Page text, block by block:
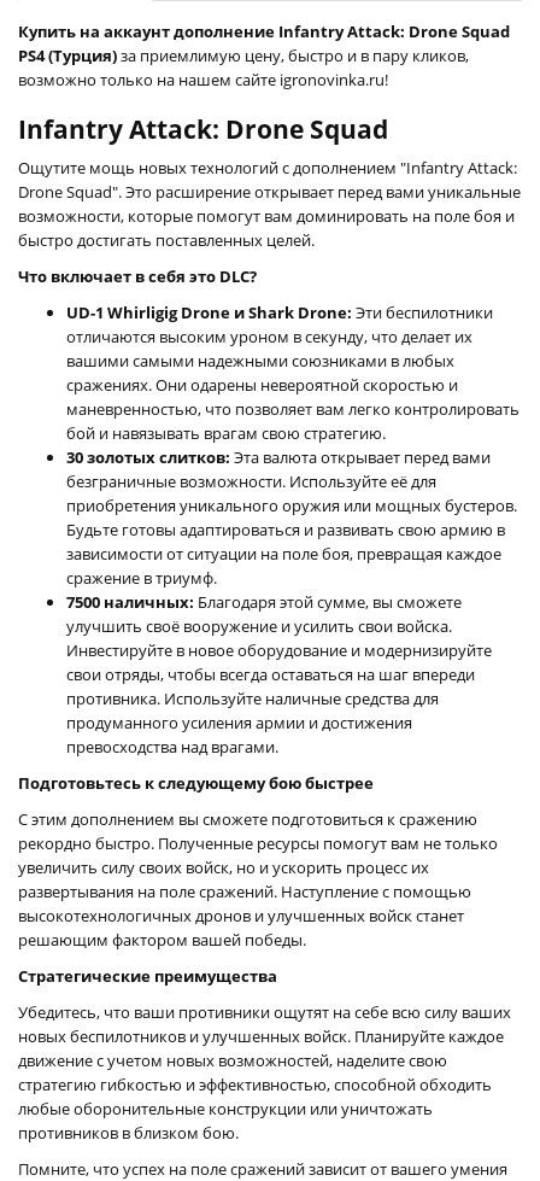
Купить на аккаунт дополнение Infantry Attack: Drone Squad
PS4 (Турция)за приемлимую цену, быстро и в пару кликов,
возможно только на нашем сайте igronovinka.ru!
Infantry Attack: Drone Squad
Ощутите мощь новых технологий с дополнением "Infantry Attack:
Drone Squad". Это расширение открывает перед вами уникальные
возможности, которые помогут вам доминировать на поле боя и
быстро достигать поставленных целей.
Что включает в себя это DLC?
UD-1 Whirligig Drone и Shark Drone: Эти беспилотники
отличаются высоким уроном в секунду, что делает их
вашими самыми надежными союзниками в любых
сражениях. Они одарены невероятной скоростью и
маневренностью, что позволяет вам легко контролировать
бой и навязывать врагам свою стратегию.
30 золотых слитков: Эта валюта открывает перед вами
безграничные возможности. Используйте её для
приобретения уникального оружия или мощных бустеров.
Будьте готовы адаптироваться и развивать свою армию в
зависимости от ситуации на поле боя, превращая каждое
сражение в триумф.
7500 наличных: Благодаря этой сумме, вы сможете
улучшить своё вооружение и усилить свои войска.
Инвестируйте в новое оборудование и модернизируйте
свои отряды, чтобы всегда оставаться на шаг впереди
противника. Используйте наличные средства для
продуманного усиления армии и достижения
превосходства над врагами.
Подготовьтесь к следующему бою быстрее
С этим дополнением вы сможете подготовиться к сражению
рекордно быстро. Полученные ресурсы помогут вам не только
увеличить силу своих войск, но и ускорить процесс их
развертывания на поле сражений. Наступление с помощью
высокотехнологичных дронов и улучшенных войск станет
решающим фактором вашей победы.
Стратегические преимущества
Убедитесь, что ваши противники ощутят на себе всю силу ваших
новых беспилотников и улучшенных войск. Планируйте каждое
движение с учетом новых возможностей, наделите свою
стратегию гибкостью и эффективностью, способной обходить
любые оборонительные конструкции или уничтожать
противников в близком бою.
Помните, что успех на поле сражений зависит от вашего умения